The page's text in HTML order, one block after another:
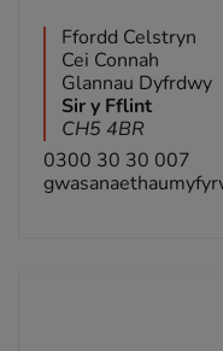
Ffordd Celstryn
Cei Connah
Glannau Dyfrdwy
Sir y Fflint
CH5 4BR
0300 30 30 007